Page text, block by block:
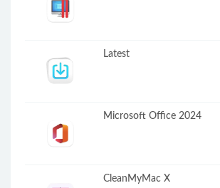
Latest
Microsoft Office 2024
CleanMyMac X